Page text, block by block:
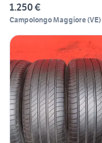
1.250 €
Campolongo Maggiore(VE)